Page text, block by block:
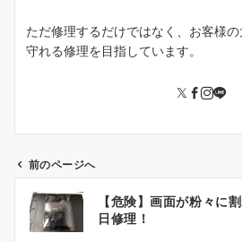
ただ修理するだけではなく、お客様
守れる修理を目指しています。
前のページへ
【危険】画面が粉々に
日修理！